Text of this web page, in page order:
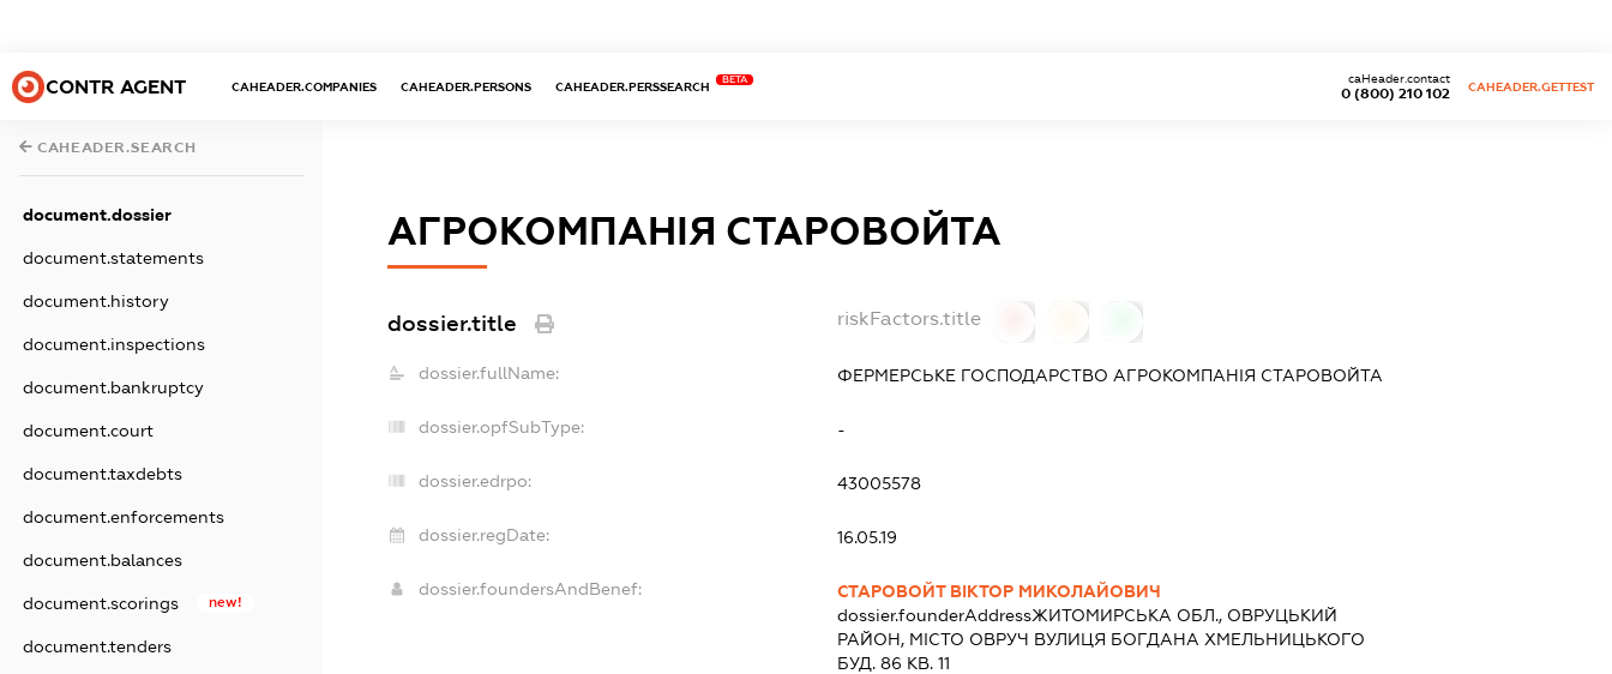
CONTR AGENT CAHEADER.COMPANIES CAHEADER.PERSONS CAHEADER.PERSSEARCH
BETA
0 (800) 210 102
caHeader.contact
CAHEADER.GETTEST
CAHEADER.SEARCH
document.dossier
document.statements
document.history
document.inspections
document.bankruptcy
document.court
document.taxdebts
document.enforcements
document.balances
document.scorings new!
document.tenders
АГРОКОМПАНІЯ СТАРОВОЙТА
dossier.title riskFactors.title
dossier.fullName: ФЕРМЕРСЬКЕ ГОСПОДАРСТВО АГРОКОМПАНІЯ СТАРОВОЙТА
dossier.opfSubType: -
dossier.edrpo: 43005578
dossier.regDate: 16.05.19
dossier.foundersAndBenef:
СТАРОВОЙТ ВІКТОР МИКОЛАЙОВИЧ
dossier.founderAddressЖИТОМИРСЬКА ОБЛ., ОВРУЦЬКИЙ
РАЙОН, МІСТО ОВРУЧ ВУЛИЦЯ БОГДАНА ХМЕЛЬНИЦЬКОГО
БУД. 86 КВ. 11